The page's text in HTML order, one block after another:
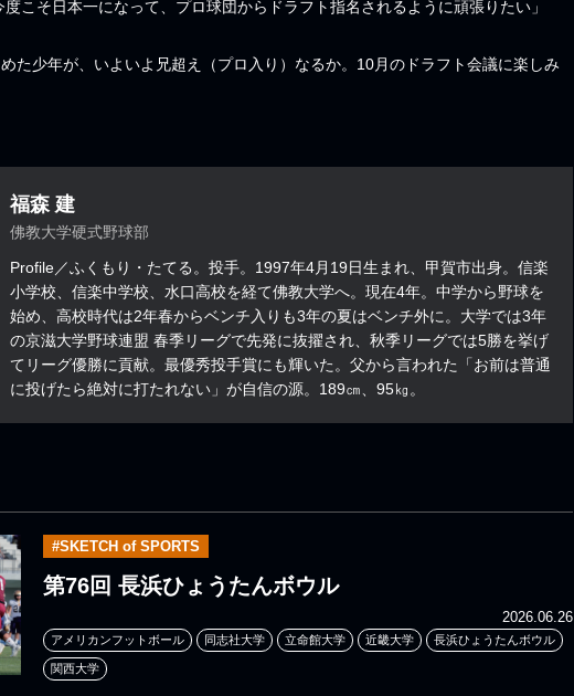
こそ日本一になって、プロ球団からドラフト指名されるように頑張りたい」
た少年が、いよいよ兄超え（プロ入り）なるか。10月のドラフト会議に楽しみ
福森 建
佛教大学硬式野球部
Profile／ふくもり・たてる。投手。1997年4月19日生まれ、甲賀市出身。信楽
小学校、信楽中学校、水口高校を経て佛教大学へ。現在4年。中学から野球を
始め、高校時代は2年春からベンチ入りも3年の夏はベンチ外に。大学では3年
の京滋大学野球連盟 春季リーグで先発に抜擢され、秋季リーグでは5勝を挙げ
てリーグ優勝に貢献。最優秀投手賞にも輝いた。父から言われた「お前は普通
に投げたら絶対に打たれない」が自信の源。189㎝、95㎏。
#SKETCH of SPORTS
第76回 長浜ひょうたんボウル
2026.06.26
アメリカンフットボール 同志社大学 立命館大学 近畿大学 長浜ひょうたんボウル
関西大学